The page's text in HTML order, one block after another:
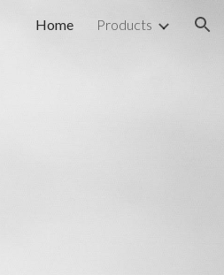
Home Products